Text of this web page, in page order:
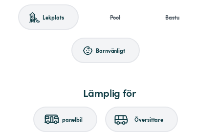
Lekplats Pool Bastu
Barnvänligt
Lämplig för
panelbil Översittare